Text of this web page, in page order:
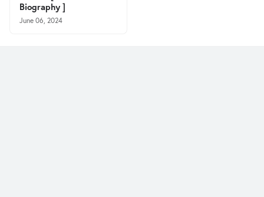
Biography ]
June 06, 2024